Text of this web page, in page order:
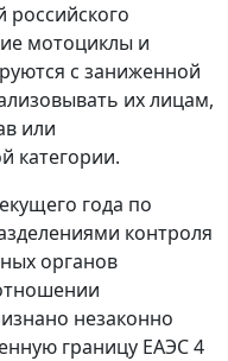
российского
мотоциклы и
с заниженной
их лицам,
или
категории.
года по
контроля
органов
незаконно
границу ЕАЭС 4